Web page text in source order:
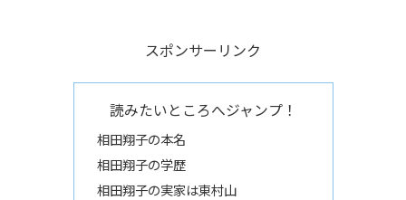
スポンサーリンク
読みたいところへジャンプ！
相田翔子の本名
相田翔子の学歴
相田翔子の実家は東村山